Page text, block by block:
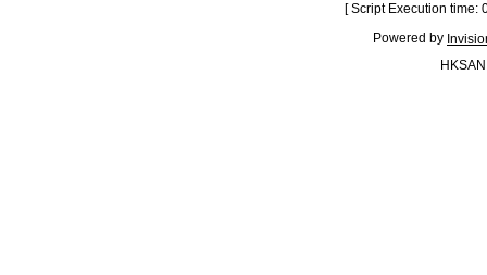
[ Script Execution
Powered by